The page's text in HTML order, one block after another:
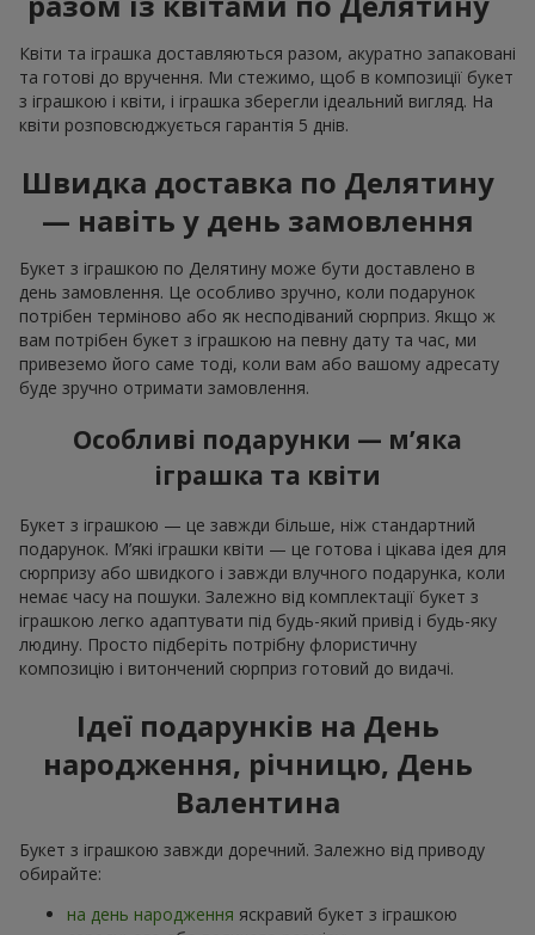
Квіти та іграшка доставляються разом, акуратно запаковані
та готові до вручення. Ми стежимо, щоб в композиції букет
з іграшкою і квіти, і іграшка зберегли ідеальний вигляд. На
квіти розповсюджується гарантія 5 днів.
Швидка доставка по Делятину
— навіть у день замовлення
Букет з іграшкою по Делятину може бути доставлено в
день замовлення. Це особливо зручно, коли подарунок
потрібен терміново або як несподіваний сюрприз. Якщо ж
вам потрібен букет з іграшкою на певну дату та час, ми
привеземо його саме тоді, коли вам або вашому адресату
буде зручно отримати замовлення.
Особливі подарунки — м’яка
іграшка та квіти
Букет з іграшкою — це завжди більше, ніж стандартний
подарунок. М’які іграшки квіти — це готова і цікава ідея для
сюрпризу або швидкого і завжди влучного подарунка, коли
немає часу на пошуки. Залежно від комплектації букет з
іграшкою легко адаптувати під будь-який привід і будь-яку
людину. Просто підберіть потрібну флористичну
композицію і витончений сюрприз готовий до видачі.
Ідеї подарунків на День
народження, річницю, День
Валентина
Букет з іграшкою завжди доречний. Залежно від приводу
обирайте:
на день народження яскравий букет з іграшкою